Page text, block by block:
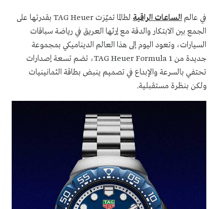
في عالم الساعات الراقية
لطالما تميّزت TAG Heuer بقدرتها على
الجمع بين الابتكار والدقة مع إرثها العريق في رياضة سباقات
السيارات، وتعود اليوم إلى هذا العالم الديناميكي بمجموعة
جديدة من TAG Heuer Formula 1، تضم تسعة إصدارات
تحتفي بالسرعة والإبداع في تصميم ينبض بطاقة الثمانينيات
ولكن بنظرة مستقبلية.